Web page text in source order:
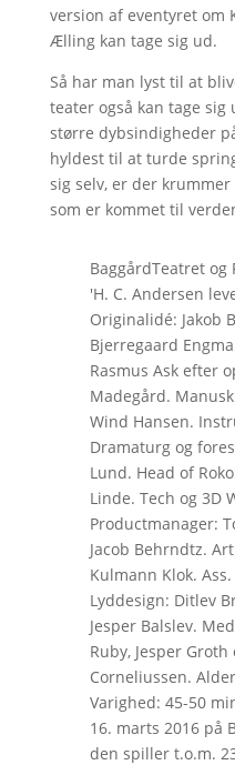
version af eventyret om
Ælling kan tage sig ud.
Så har man lyst til at
teater også kan tage sig
større dybsindigheder
hyldest til at turde
sig selv, er der
som er kommet til
BaggårdTeatret og
'H. C. Andersen
Originalidé: Jakob
Bjerregaard
Rasmus Ask efter
Madegård.
Wind Hansen.
Dramaturg og
Lund. Head of
Linde. Tech og 3D
Productmanager:
Jacob Behrndtz.
Kulmann Klok.
Lyddesign: Ditlev
Jesper Balslev.
Ruby, Jesper Groth
Corneliussen.
Varighed: 45-50
16. marts 2016 på
den spiller t.o.m.